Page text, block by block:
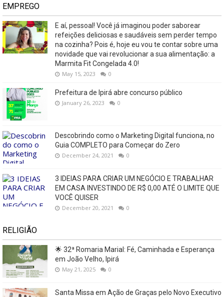
EMPREGO
E aí, pessoal! Você já imaginou poder saborear
refeições deliciosas e saudáveis ​​sem perder tempo
na cozinha? Pois é, hoje eu vou te contar sobre uma
novidade que vai revolucionar a sua alimentação: a
Marmita Fit Congelada 4.0!
May 15, 2023 0
Prefeitura de Ipirá abre concurso público
January 26, 2023 0
Descobrindo como o Marketing Digital funciona, no
Guia COMPLETO para Começar do Zero
December 24, 2021 0
3 IDEIAS PARA CRIAR UM NEGÓCIO E TRABALHAR
EM CASA INVESTINDO DE R$ 0,00 ATÉ O LIMITE QUE
VOCÊ QUISER
December 20, 2021 0
RELIGIÃO
🌟 32ª Romaria Marial: Fé, Caminhada e Esperança
em João Velho, Ipirá
May 21, 2025 0
Santa Missa em Ação de Graças pelo Novo Executivo